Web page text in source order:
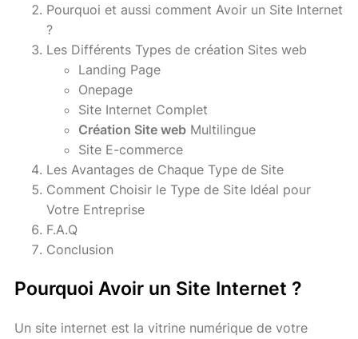
Pourquoi et aussi comment Avoir un Site Internet
?
Les Différents Types de création Sites web
Landing Page
Onepage
Site Internet Complet
Création Site web Multilingue
Site E-commerce
Les Avantages de Chaque Type de Site
Comment Choisir le Type de Site Idéal pour
Votre Entreprise
F.A.Q
Conclusion
Pourquoi Avoir un Site Internet ?
Un site internet est la vitrine numérique de votre